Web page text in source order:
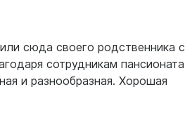
сюда своего родственника с
сотрудникам пансионата
и разнообразная. Хорошая